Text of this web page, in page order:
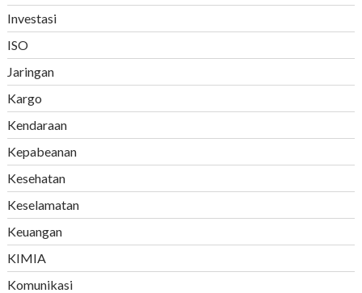
Investasi
ISO
Jaringan
Kargo
Kendaraan
Kepabeanan
Kesehatan
Keselamatan
Keuangan
KIMIA
Komunikasi